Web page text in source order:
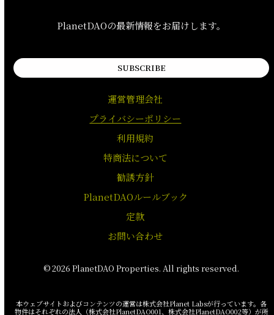
PlanetDAOの最新情報をお届けします。
SUBSCRIBE
運営管理会社
プライバシーポリシー
利用規約
特商法について
勧誘方針
PlanetDAOルールブック
定款
お問い合わせ
© 2026 PlanetDAO Properties. All rights reserved.
本ウェブサイトおよびコンテンツの運営は株式会社Planet Labsが行っています。各
物件はそれぞれの法人（株式会社PlanetDAO001、株式会社PlanetDAO002等）が所